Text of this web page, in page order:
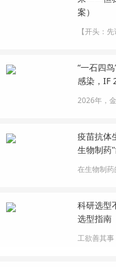
差不齐、质
案）
【开头：
一个人孤零
国。细胞
净度、操作
“一石四
感染，IF
2026年，
智能水凝胶
清除耐药菌
面闭合，
疫苗抗体
生物制药
在生物制药
求），常常
到，很多团
胞特性脱节
科研选型
选型指南
工欲善其